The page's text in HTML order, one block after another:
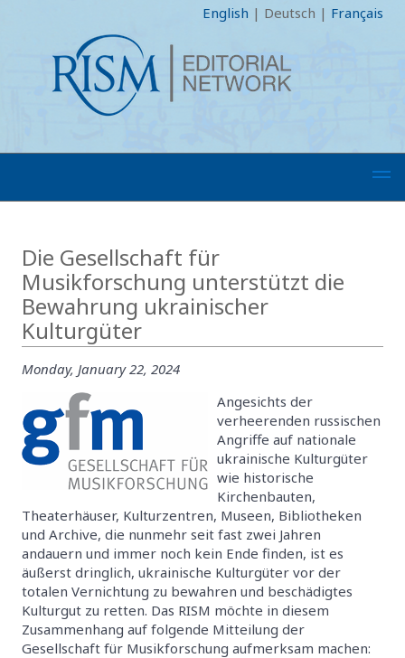
English | Deutsch | Français
Die Gesellschaft für
Musikforschung unterstützt die
Bewahrung ukrainischer
Kulturgüter
Monday, January 22, 2024
Angesichts der
verheerenden russischen
Angriffe auf nationale
ukrainische Kulturgüter
wie historische
Kirchenbauten,
Theaterhäuser, Kulturzentren, Museen, Bibliotheken
und Archive, die nunmehr seit fast zwei Jahren
andauern und immer noch kein Ende finden, ist es
äußerst dringlich, ukrainische Kulturgüter vor der
totalen Vernichtung zu bewahren und beschädigtes
Kulturgut zu retten. Das RISM möchte in diesem
Zusammenhang auf folgende Mitteilung der
Gesellschaft für Musikforschung aufmerksam machen: